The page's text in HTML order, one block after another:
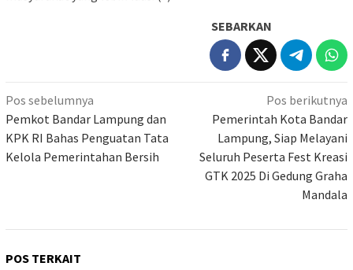
SEBARKAN
Navigasi
pos
Pos sebelumnya
Pemkot Bandar Lampung dan
KPK RI Bahas Penguatan Tata
Kelola Pemerintahan Bersih
Pos berikutnya
Pemerintah Kota Bandar
Lampung, Siap Melayani
Seluruh Peserta Fest Kreasi
GTK 2025 Di Gedung Graha
Mandala
POS TERKAIT